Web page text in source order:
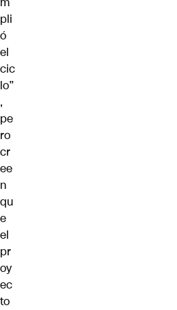
pli
ó
el
cic
lo”
,
pe
ro
cr
ee
n
qu
e
el
pr
oy
ec
to